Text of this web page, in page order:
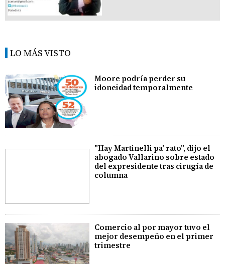
LO MÁS VISTO
Moore podría perder su
idoneidad temporalmente
"Hay Martinelli pa' rato", dijo el
abogado Vallarino sobre estado
del expresidente tras cirugía de
columna
Comercio al por mayor tuvo el
mejor desempeño en el primer
trimestre